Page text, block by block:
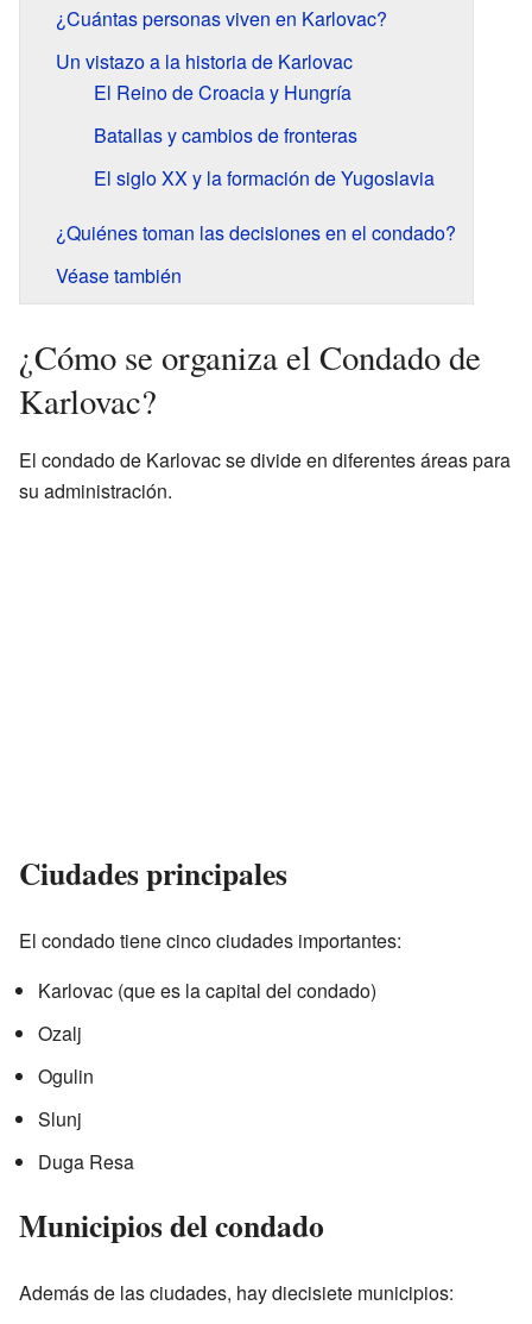
¿Cuántas personas viven en Karlovac?
Un vistazo a la historia de Karlovac
El Reino de Croacia y Hungría
Batallas y cambios de fronteras
El siglo XX y la formación de Yugoslavia
¿Quiénes toman las decisiones en el condado?
Véase también
¿Cómo se organiza el Condado de
Karlovac?
El condado de Karlovac se divide en diferentes áreas para
su administración.
Ciudades principales
El condado tiene cinco ciudades importantes:
Karlovac (que es la capital del condado)
Ozalj
Ogulin
Slunj
Duga Resa
Municipios del condado
Además de las ciudades, hay diecisiete municipios: